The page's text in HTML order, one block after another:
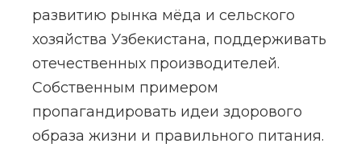
развитию рынка мёда и сельского
хозяйства Узбекистана, поддерживать
отечественных производителей.
Собственным примером
пропагандировать идеи здорового
образа жизни и правильного питания.